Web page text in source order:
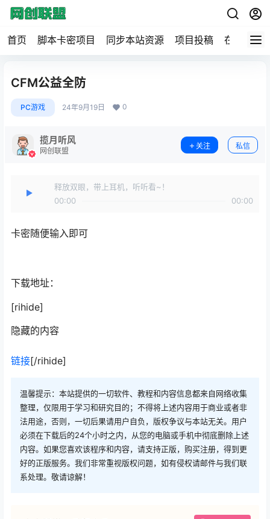
首页 脚本卡密项目 同步本站资源 项目投稿 在线工具
CFM公益全防
PC游戏 24年9月19日 0
揽月听风
网创联盟
关注 私信
释放双眼，带上耳机，听听看~！
00:00
00:00
卡密随便输入即可
下载地址：
[rihide]
隐藏的内容
链接[/rihide]
温馨提示：本站提供的一切软件、教程和内容信息都来自网络收集
整理，仅限用于学习和研究目的；不得将上述内容用于商业或者非
法用途，否则，一切后果请用户自负，版权争议与本站无关。用户
必须在下载后的24个小时之内，从您的电脑或手机中彻底删除上述
内容。如果您喜欢该程序和内容，请支持正版，购买注册，得到更
好的正版服务。我们非常重视版权问题，如有侵权请邮件与我们联
系处理。敬请谅解！